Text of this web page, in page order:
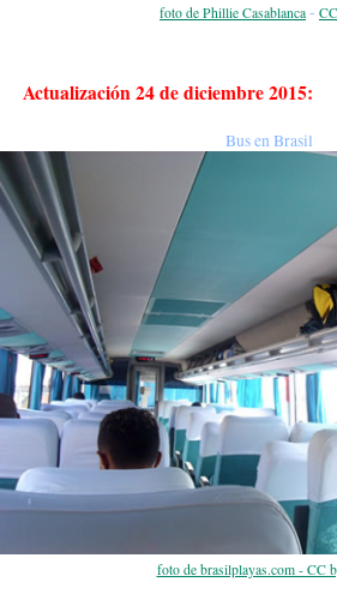
foto de Phillie Casablanca -
Actualización 24 de diciembre 2015:
Bus en Brasil
foto de brasilplayas.com - CC